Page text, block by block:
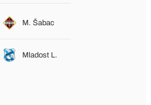
M. Šabac
Mladost L.